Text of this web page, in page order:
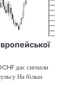
дає сигнали
більш